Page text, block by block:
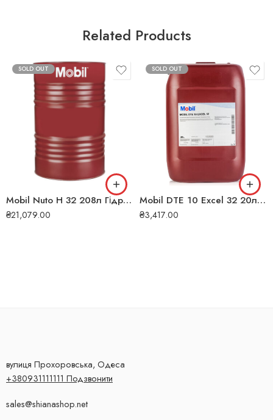
Related Products
SOLD OUT
Mobil Nuto H 32 208л Гідравлічна олива
₴21,079.00
SOLD OUT
Mobil DTE 10 Excel 32 20л Гідравлічна олива
₴3,417.00
вулиця Прохоровська, Одеса
+380931111111 Подзвонити
sales@shianashop.net